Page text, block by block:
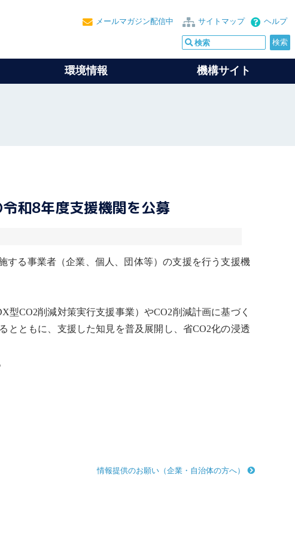
ヘルプ
サイトマップ
メールマガジン配信中
環境情報 機構サイト
和8年度支援機関を公募
する事業者（企業、個人、団体等）の支援を行う支援機
CO2削減対策実行支援事業）やCO2削減計画に基づく
とともに、支援した知見を普及展開し、省CO2化の浸透
情報提供のお願い（企業・自治体の方へ）